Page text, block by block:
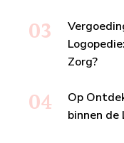
Zorg?
Op
binnen de